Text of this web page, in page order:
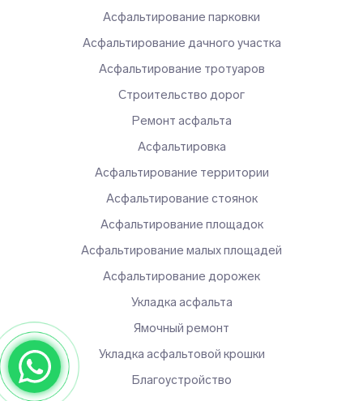
Асфальтирование парковки
Асфальтирование дачного участка
Асфальтирование тротуаров
Строительство дорог
Ремонт асфальта
Асфальтировка
Асфальтирование территории
Асфальтирование стоянок
Асфальтирование площадок
Асфальтирование малых площадей
Асфальтирование дорожек
Укладка асфальта
Ямочный ремонт
Укладка асфальтовой крошки
Благоустройство